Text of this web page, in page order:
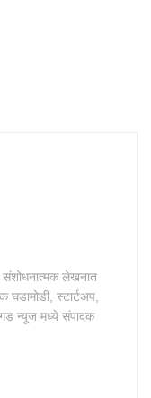
संशोधनात्मक लेखनात
घडामोडी, स्टार्टअप,
न्यूज मध्ये संपादक